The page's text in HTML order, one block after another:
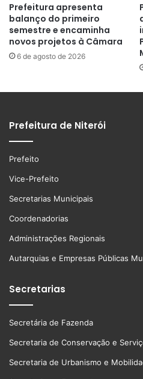
Prefeitura apresenta
balanço do primeiro
semestre e encaminha
novos projetos à Câmara
6 de agosto de 2026
Prefeitura de Niterói
Prefeito
Vice-Prefeito
Secretarias Municipais
Coordenadorias
Administrações Regionais
Autarquias e Empresas Públicas
Secretarias
Secretária de Fazenda
Secretaria de Conservação e
Secretaria de Urbanismo e